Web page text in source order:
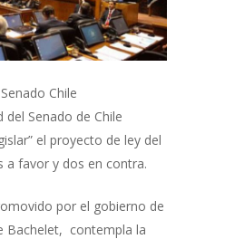
Chile
del Senado de Chile
el proyecto de ley del
favor y dos en contra.
por el gobierno de
Bachelet, contempla la